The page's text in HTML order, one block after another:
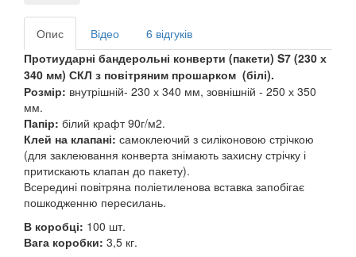
Опис Відео
6 відгуків
Протиударні бандерольні конверти (пакети) S7 (230 х
340 мм) СКЛ з повітряним прошарком (білі).
Розмір: внутрішній- 230 х 340 мм, зовнішній - 250 х 350
мм.
Папір: білий крафт 90г/м2.
Клей на клапані: самоклеючий з силіконовою стрічкою
(для заклеювання конверта знімають захисну стрічку і
притискають клапан до пакету).
Всередині повітряна поліетиленова вставка запобігає
пошкодженню пересилань.
В коробці: 100 шт.
Вага коробки: 3,5 кг.